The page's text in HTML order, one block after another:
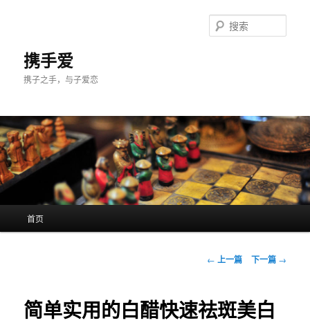
携手爱
携子之手，与子爱恋
索
首页
文
航
← 上一篇 下一篇 →
简单实用的白醋快速祛斑美白